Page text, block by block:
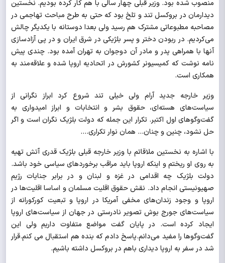
منصوب شده بود. وزیر قبلی چهار سالی با هم کار کرده بودیم. نخستین
دیدارمان در بروکسل تند و تلخ بود که حتی به طرح مباحث تهاجمی در
مصاحبه مطبوعاتی مشترک هم رسید ولی بعدا دوستانه با یکدیگر چالش
می‌کردیم. در ربودن دختر و پسر بلژیکی در شرق ایران و در پی آزادسازی
آنها با همراهی پدر و مادر آن دوجوان به تهران آمده بود. چندی پیش
نامه نوشت که کمیسیونر کشورش در اتحادیه اروپا شده و علاقه‌مند به
همکاری است.
وزیر خارجه جدید آرام ولی خیلی تند شروع کرد ابراز نگرانی از
سیاست‌های هسته‌ای، حقوق بشر و انتخابات و ابراز امیدواری به
گفت‌وگوهای اول اکتبر. تکرار این جمله که دولت بلژیک نگران است و اگر
حل نشود، چنین و چنان... همان نوار تکراری....
با اشاره به نخستین ملاقاتم با وزیر خارجه قبلی بلژیک قدری آتش تهیه
به روی او ریختم و اینکه اروپا باید مراقب برخوردهای سیاسی خود باشد.
دولت بلژیک چه اقدامی در غزه و لبنان و در برابر جنایات رژیم
صهیونیستی انجام داد. نقش حقوق اقلیت مسلمان و اساسا اقلیت‌ها در
اروپا و وجود زندان‌های مخفی آمریکا در اروپا و تبعیت کورکورانه از
سیاست‌های جورج بوش تصویر نادرستی در جهان از سیاست‌های اروپا
ایجاد کرده است. در پایان گفت مواضع متفاوت داریم ولی این
گفت‌وگوها را مفید می‌دانم.پاسخ دادم که بنده هم استقبال می کنم.قرار
شد در سفر به اروپا دیداری باهم در بروکسل داشته باشیم.